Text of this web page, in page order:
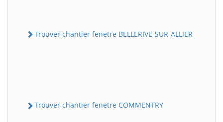
Trouver chantier fenetre BELLERIVE-SUR-ALLIER
Trouver chantier fenetre COMMENTRY